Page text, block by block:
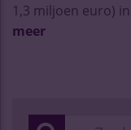
1,3 miljoen euro)
meer